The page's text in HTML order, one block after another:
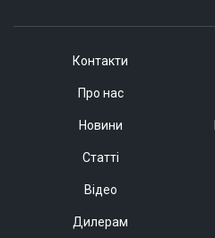
Контакти
Про нас
Новини
Статті
Відео
Дилерам